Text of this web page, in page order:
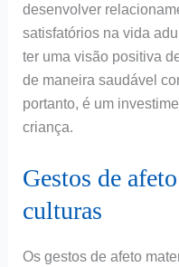
desenvolver
satisfatórios na vida
ter uma visão positiva
de maneira saudável
portanto, é um
criança.
Gestos de
culturas
Os gestos de afeto